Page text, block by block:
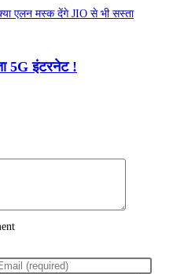
5G इंटरनेट !